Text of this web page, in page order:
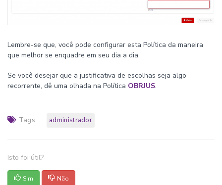
Lembre-se que, você pode configurar esta Política da maneira
que melhor se enquadre em seu dia a dia.
Se você desejar que a justificativa de escolhas seja algo
recorrente, dê uma olhada na Política OBRJUS.
Tags: administrador
Isto foi útil?
Sim Não